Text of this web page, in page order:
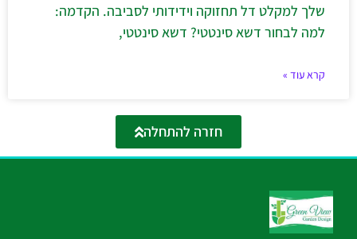
שלך למקלט דל תחזוקה וידידותי לסביבה. הקדמה:
למה לבחור דשא סינטטי? דשא סינטטי,
קרא עוד »
חזרה להתחלה